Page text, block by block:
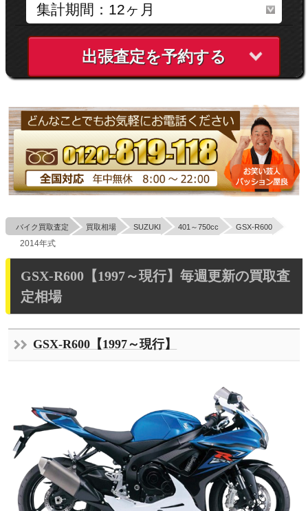
出張査定を予約する
バイク買取査定 買取相場 SUZUKI 401～750cc GSX-R600
2014年式
GSX-R600【1997～現行】毎週更新の買取査
定相場
GSX-R600【1997～現行】